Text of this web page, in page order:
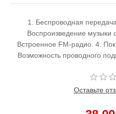
1. Беспроводная
Воспроизведение музыки
Встроенное FM-радио. 4.
Возможность проводного
Оставьте